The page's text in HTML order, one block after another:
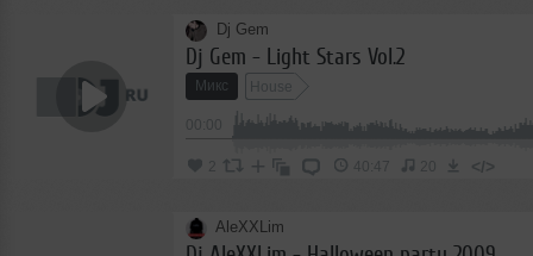
Dj Gem
Dj Gem - Light Stars Vol.2
Микс House
2 40:47 20 </>
AleXXLim